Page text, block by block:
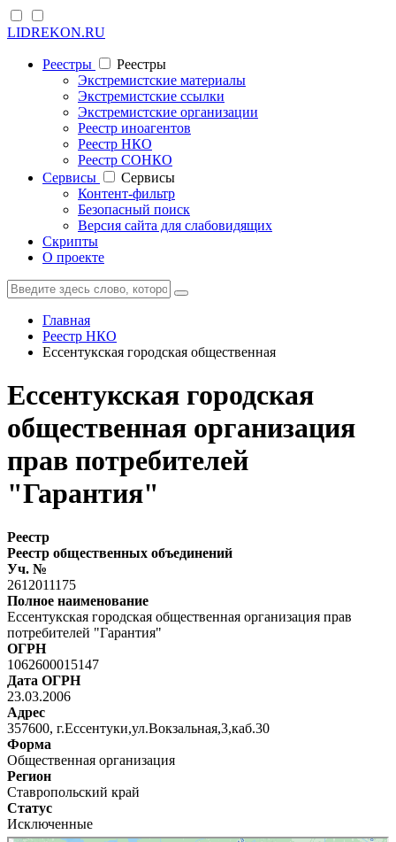
LIDREKON.RU
Реестры
Реестры
Экстремистские материалы
Экстремистские ссылки
Экстремистские организации
Реестр иноагентов
Реестр НКО
Реестр СОНКО
Cервисы
Cервисы
Контент-фильтр
Безопасный поиск
Версия сайта для слабовидящих
Скрипты
О проекте
Главная
Реестр НКО
Ессентукская городская общественная
Ессентукская городская
общественная организация
прав потребителей
"Гарантия"
Реестр
Реестр общественных объединений
Уч. №
2612011175
Полное наименование
Ессентукская городская общественная организация прав
потребителей "Гарантия"
ОГРН
1062600015147
Дата ОГРН
23.03.2006
Адрес
357600, г.Ессентуки,ул.Вокзальная,3,каб.30
Форма
Общественная организация
Регион
Ставропольский край
Статус
Исключенные